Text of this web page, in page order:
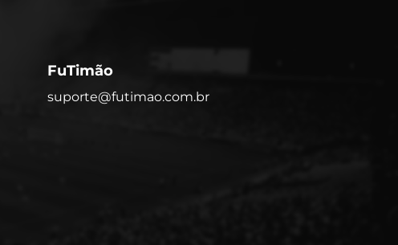
FuTimão
suporte@futimao.com.br